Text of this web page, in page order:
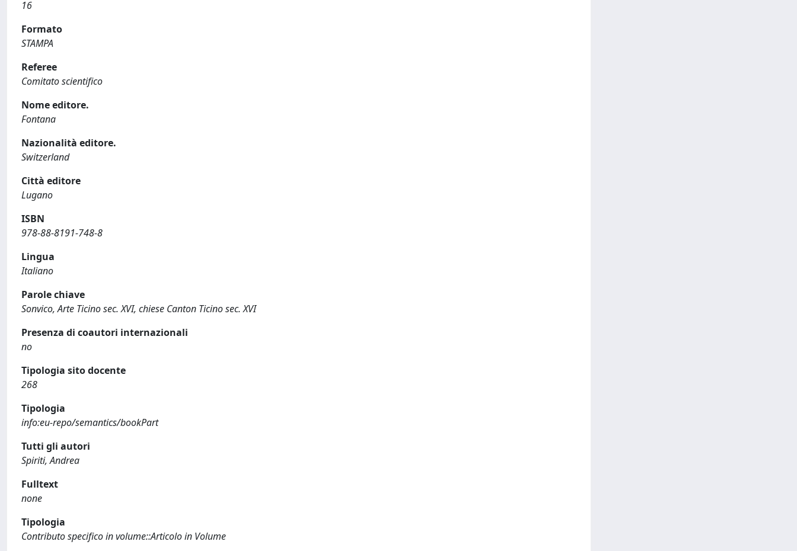
16
Formato
STAMPA
Referee
Comitato scientifico
Nome editore.
Fontana
Nazionalità editore.
Switzerland
Città editore
Lugano
ISBN
978-88-8191-748-8
Lingua
Italiano
Parole chiave
Sonvico, Arte Ticino sec. XVI, chiese Canton Ticino sec. XVI
Presenza di coautori internazionali
no
Tipologia sito docente
268
Tipologia
info:eu-repo/semantics/bookPart
Tutti gli autori
Spiriti, Andrea
Fulltext
none
Tipologia
Contributo specifico in volume::Articolo in Volume